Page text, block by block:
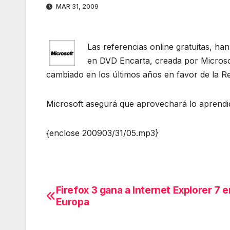
MAR 31, 2009
Las referencias online gratuitas,
en DVD Encarta, creada por
cambiado en los últimos años en favor de la
Microsoft asegurá que aprovechará lo
{enclose 200903/31/05.mp3}
Navegación
Firefox 3 gana a Internet Explorer 7
Europa